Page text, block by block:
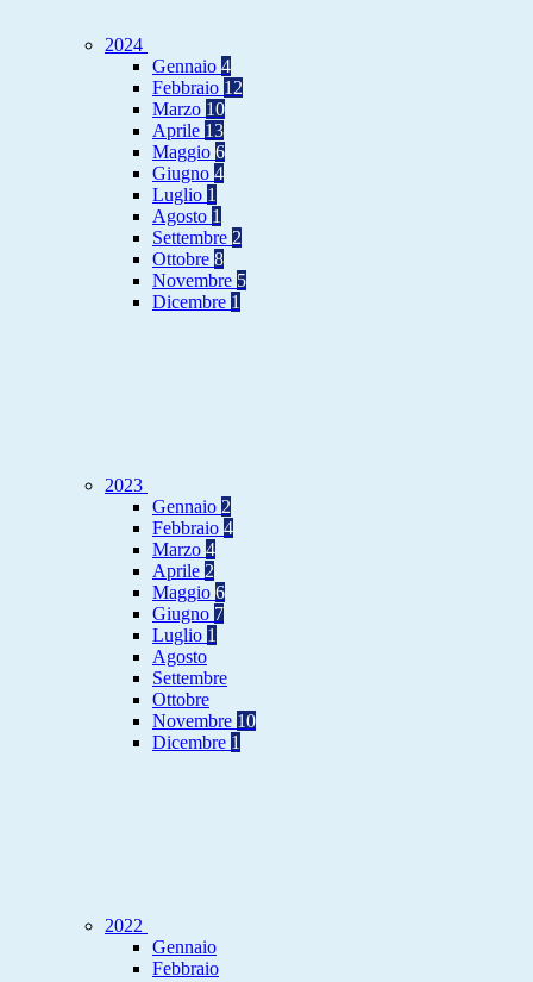
2024
Gennaio 4
Febbraio 12
Marzo 10
Aprile 13
Maggio 6
Giugno 4
Luglio 1
Agosto 1
Settembre 2
Ottobre 8
Novembre 5
Dicembre 1
2023
Gennaio 2
Febbraio 4
Marzo 4
Aprile 2
Maggio 6
Giugno 7
Luglio 1
Agosto
Settembre
Ottobre
Novembre 10
Dicembre 1
2022
Gennaio
Febbraio